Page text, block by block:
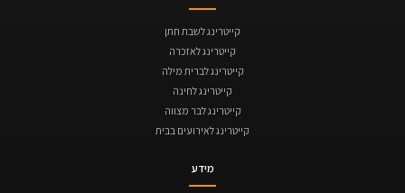
קייטרינג לשבת חתן
קייטרינג לאזכרה
קייטרינג לברית מילה
קייטרינג לחינה
קייטרינג לבר מצווה
קייטרינג לאירועים בבית
מידע